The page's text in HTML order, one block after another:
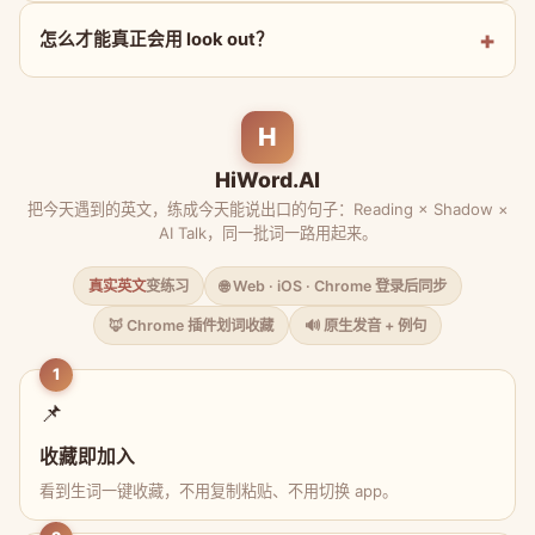
怎么才能真正会用 look out？
H
HiWord.AI
把今天遇到的英文，练成今天能说出口的句子：Reading × Shadow ×
AI Talk，同一批词一路用起来。
真实英文变练习 🌐 Web · iOS · Chrome 登录后同步
🦊 Chrome 插件划词收藏 🔊 原生发音 + 例句
1
📌
收藏即加入
看到生词一键收藏，不用复制粘贴、不用切换 app。